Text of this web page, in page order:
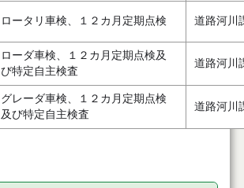
ロータリ車検、１２カ月定期点検 道路河川
ローダ車検、１２カ月定期点検及
び特定自主検査
道路河川
グレーダ車検、１２カ月定期点検
及び特定自主検査
道路河川